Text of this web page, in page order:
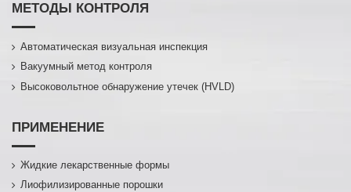
МЕТОДЫ КОНТРОЛЯ
Автоматическая визуальная инспекция
Вакуумный метод контроля
Высоковольтное обнаружение утечек (HVLD)
ПРИМЕНЕНИЕ
Жидкие лекарственные формы
Лиофилизированные порошки